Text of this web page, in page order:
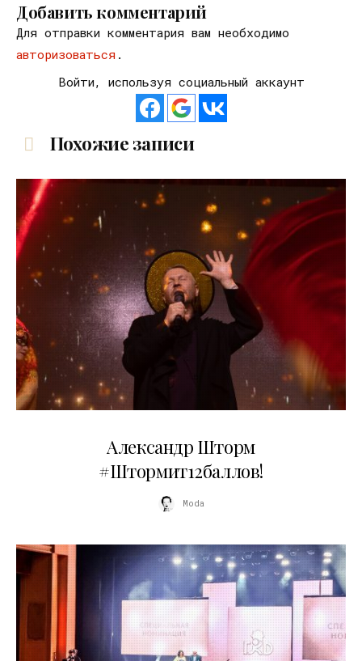
Добавить комментарий
Для отправки комментария вам необходимо
авторизоваться .
Войти, используя социальный аккаунт
Похожие записи
Александр Шторм
#Штормит12баллов!
Moda